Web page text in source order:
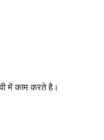
में काम करते है।